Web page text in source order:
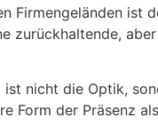
Firmengeländen
zurückhaltende,
nicht die Optik,
Form der Präsenz